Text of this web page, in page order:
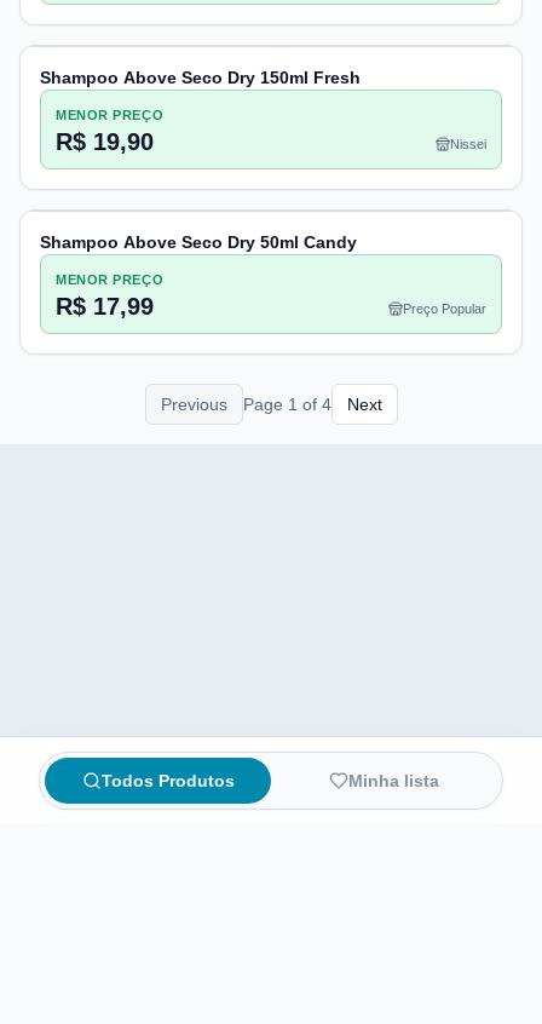
Shampoo Above Seco Dry 150ml Fresh
MENOR PREÇO
R$ 19,90 Nissei
Shampoo Above Seco Dry 50ml Candy
MENOR PREÇO
R$ 17,99 Preço Popular
Previous Page 1 of 4 Next
Todos Produtos Minha lista